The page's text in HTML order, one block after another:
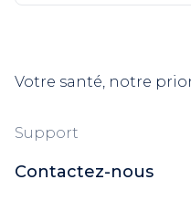
Votre santé, notre
Support
Contactez-nous